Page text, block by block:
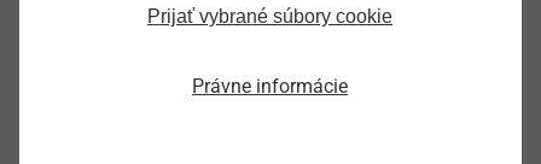
Prijať vybrané súbory cookie
Právne informácie